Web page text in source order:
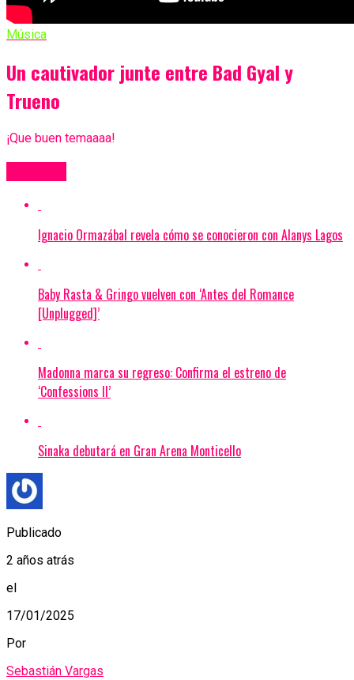
Música
Un cautivador junte entre Bad Gyal y
Trueno
¡Que buen temaaaa!
Ignacio Ormazábal revela cómo se conocieron con Alanys Lagos
Baby Rasta & Gringo vuelven con ‘Antes del Romance
[Unplugged]’
Madonna marca su regreso: Confirma el estreno de
‘Confessions II’
Sinaka debutará en Gran Arena Monticello
Publicado
2 años atrás
el
17/01/2025
Por
Sebastián Vargas